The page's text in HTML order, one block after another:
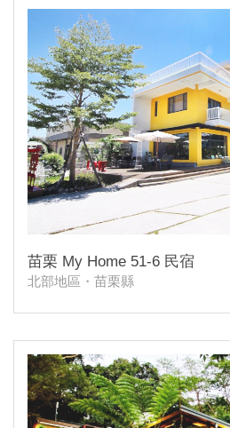
苗栗 My Home 51-6 民宿
北部地區・苗栗縣